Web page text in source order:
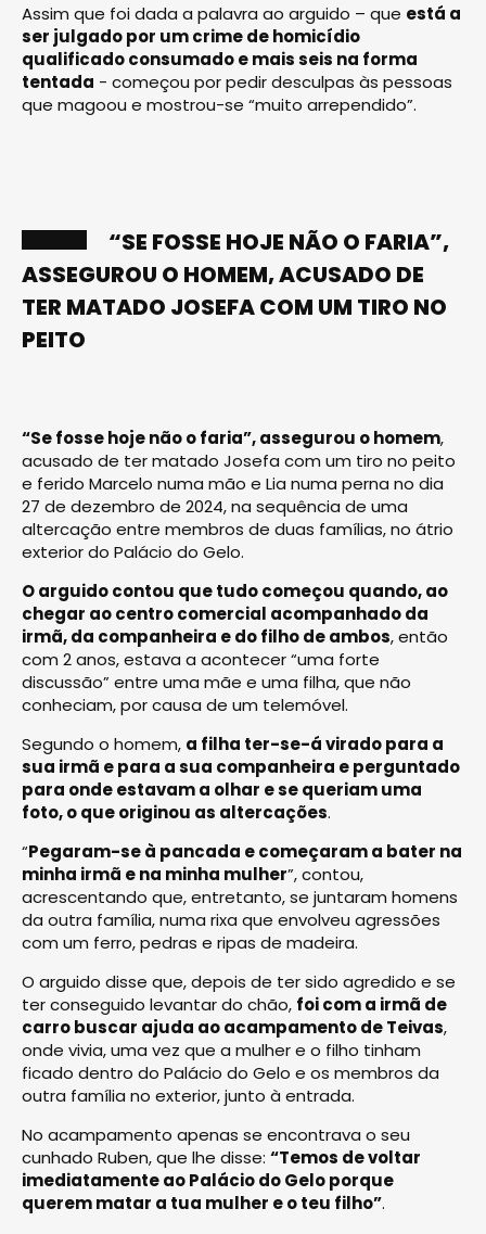
Assim que foi dada a palavra ao arguido – que está a
ser julgado por um crime de homicídio
qualificado consumado e mais seis na forma
tentada - começou por pedir desculpas às pessoas
que magoou e mostrou-se “muito arrependido”.
“SE FOSSE HOJE NÃO O FARIA”,
ASSEGUROU O HOMEM, ACUSADO DE
TER MATADO JOSEFA COM UM TIRO NO
PEITO
“Se fosse hoje não o faria”, assegurou o homem,
acusado de ter matado Josefa com um tiro no peito
e ferido Marcelo numa mão e Lia numa perna no dia
27 de dezembro de 2024, na sequência de uma
altercação entre membros de duas famílias, no átrio
exterior do Palácio do Gelo.
O arguido contou que tudo começou quando, ao
chegar ao centro comercial acompanhado da
irmã, da companheira e do filho de ambos, então
com 2 anos, estava a acontecer “uma forte
discussão” entre uma mãe e uma filha, que não
conheciam, por causa de um telemóvel.
Segundo o homem, a filha ter-se-á virado para a
sua irmã e para a sua companheira e perguntado
para onde estavam a olhar e se queriam uma
foto, o que originou as altercações.
“Pegaram-se à pancada e começaram a bater na
minha irmã e na minha mulher”, contou,
acrescentando que, entretanto, se juntaram homens
da outra família, numa rixa que envolveu agressões
com um ferro, pedras e ripas de madeira.
O arguido disse que, depois de ter sido agredido e se
ter conseguido levantar do chão, foi com a irmã de
carro buscar ajuda ao acampamento de Teivas,
onde vivia, uma vez que a mulher e o filho tinham
ficado dentro do Palácio do Gelo e os membros da
outra família no exterior, junto à entrada.
No acampamento apenas se encontrava o seu
cunhado Ruben, que lhe disse: “Temos de voltar
imediatamente ao Palácio do Gelo porque
querem matar a tua mulher e o teu filho”.